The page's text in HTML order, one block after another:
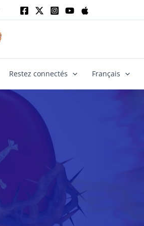
Restez connectés Français